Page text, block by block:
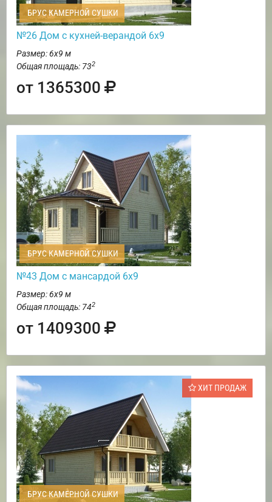
БРУС КАМЕРНОЙ СУШКИ
№26 Дом с кухней-верандой 6х9
Размер: 6х9 м
Общая площадь: 732
от 1365300
БРУС КАМЕРНОЙ СУШКИ
№43 Дом с мансардой 6х9
Размер: 6х9 м
Общая площадь: 742
от 1409300
ХИТ ПРОДАЖ
БРУС КАМЕРНОЙ СУШКИ